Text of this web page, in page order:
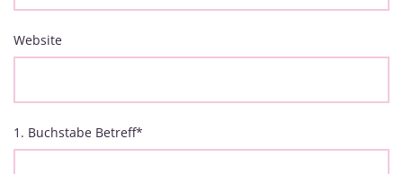
Website
1. Buchstabe Betreff*